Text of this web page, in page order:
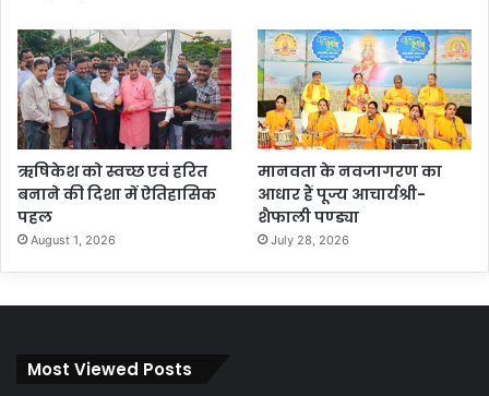
ऋषिकेश को स्वच्छ एवं हरित
बनाने की दिशा में ऐतिहासिक
पहल
August 1, 2026
मानवता के नवजागरण का
आधार हैं पूज्य आचार्यश्री-
शैफाली पण्ड्या
July 28, 2026
Most Viewed Posts